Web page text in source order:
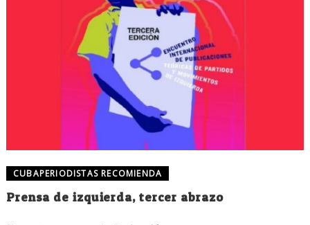
CUBAPERIODISTAS RECOMIENDA
Prensa de izquierda, tercer abrazo